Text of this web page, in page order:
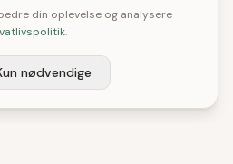
din oplevelse og analysere
.
nødvendige